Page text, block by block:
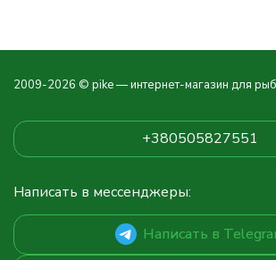
2009-2026 © pike — интернет-магазин для
+380505827551
Написать в мессенджеры:
Написать в